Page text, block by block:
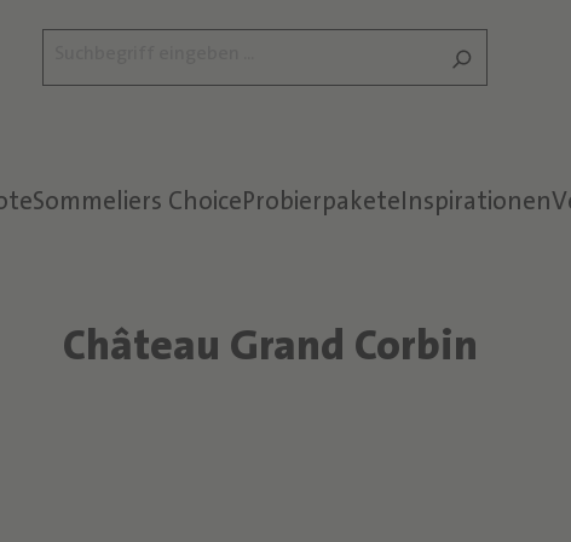
Sommeliers ChoiceProbierpaketeInspirationen
Château Grand Corbin